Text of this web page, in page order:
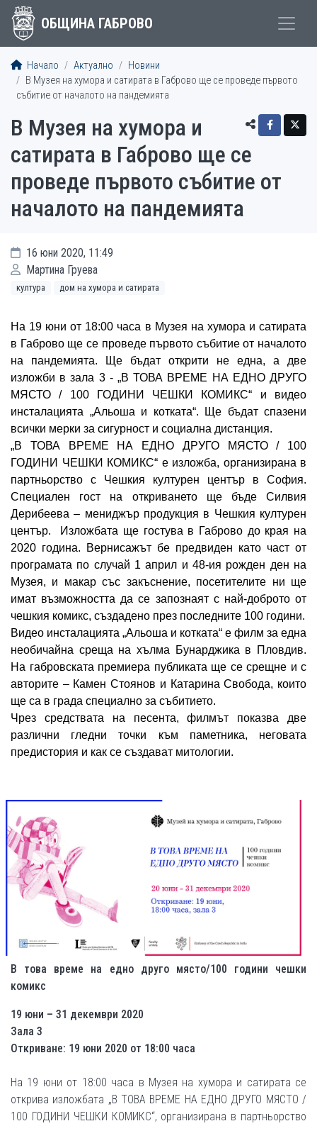
ОБЩИНА ГАБРОВО
Начало Актуално
Новини
В Музея на хумора и сатирата в Габрово ще се проведе първото
събитие от началото на пандемията
В Музея на хумора и
сатирата в Габрово ще се
проведе първото събитие от
началото на пандемията
16 юни 2020, 11:49
Мартина Груева
култура дом на хумора и сатирата
На 19 юни от 18:00 часа в Музея на хумора и сатирата
в Габрово ще се проведе първото събитие от началото
на пандемията. Ще бъдат открити не една, а две
изложби в зала 3 - „В ТОВА ВРЕМЕ НА ЕДНО ДРУГО
МЯСТО / 100 ГОДИНИ ЧЕШКИ КОМИКС“ и видео
инсталацията „Альоша и котката“. Ще бъдат спазени
всички мерки за сигурност и социална дистанция.
„В ТОВА ВРЕМЕ НА ЕДНО ДРУГО МЯСТО / 100
ГОДИНИ ЧЕШКИ КОМИКС“ е изложба, организирана в
партньорство с Чешкия културен център в София.
Специален гост на откриването ще бъде Силвия
Дерибеева – мениджър продукция в Чешкия културен
център. Изложбата ще гостува в Габрово до края на
2020 година. Вернисажът бе предвиден като част от
програмата по случай 1 април и 48-ия рожден ден на
Музея, и макар със закъснение, посетителите ни ще
имат възможността да се запознаят с най-доброто от
чешкия комикс, създадено през последните 100 години.
Видео инсталацията „Альоша и котката“ е филм за една
необичайна среща на хълма Бунарджика в Пловдив.
На габровската премиера публиката ще се срещне и с
авторите – Камен Стоянов и Катарина Свобода, които
ще са в града специално за събитието.
Чрез средствата на песента, филмът показва две
различни гледни точки към паметника, неговата
предистория и как се създават митологии.
В това време на едно друго място/100 години чешки
комикс
19 юни – 31 декември 2020
Зала 3
Откриване: 19 юни 2020 от 18:00 часа
На 19 юни от 18:00 часа в Музея на хумора и сатирата се
открива изложбата „В ТОВА ВРЕМЕ НА ЕДНО ДРУГО МЯСТО /
100 ГОДИНИ ЧЕШКИ КОМИКС“, организирана в партньорство